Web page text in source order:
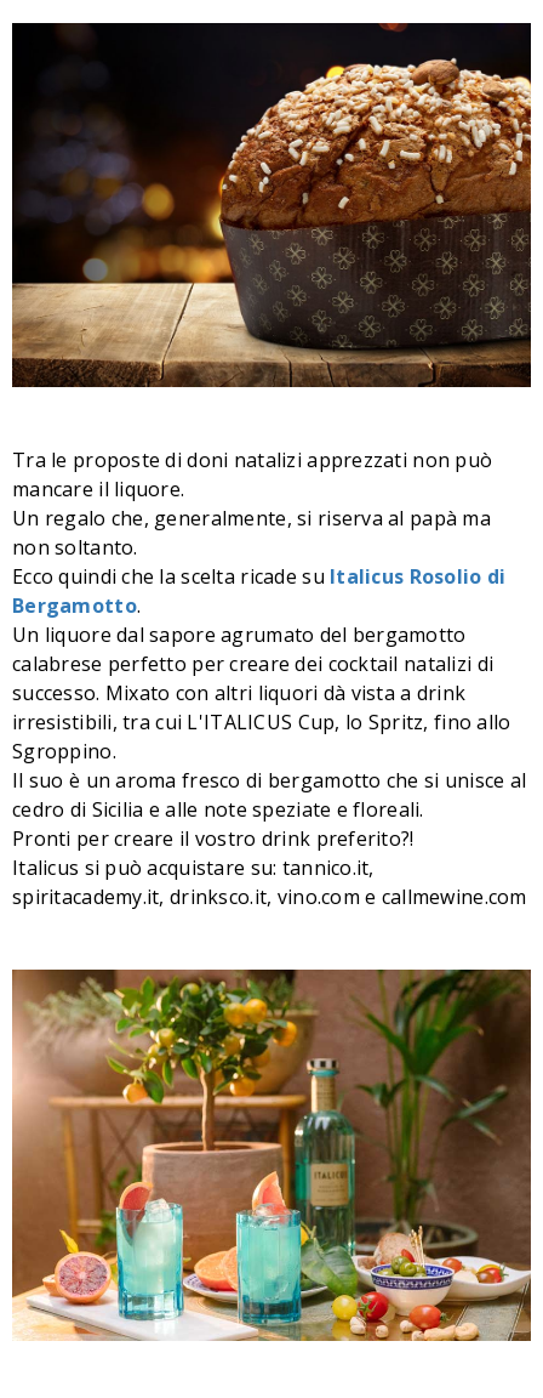
Tra le proposte di doni natalizi apprezzati non può
mancare il liquore.
Un regalo che, generalmente, si riserva al papà ma
non soltanto.
Ecco quindi che la scelta ricade su Italicus Rosolio di
Bergamotto.
Un liquore dal sapore agrumato del bergamotto
calabrese perfetto per creare dei cocktail natalizi di
successo. Mixato con altri liquori dà vista a drink
irresistibili, tra cui L'ITALICUS Cup, lo Spritz, fino allo
Sgroppino.
Il suo è un aroma fresco di bergamotto che si unisce al
cedro di Sicilia e alle note speziate e floreali.
Pronti per creare il vostro drink preferito?!
Italicus si può acquistare su: tannico.it,
spiritacademy.it, drinksco.it, vino.com e callmewine.com